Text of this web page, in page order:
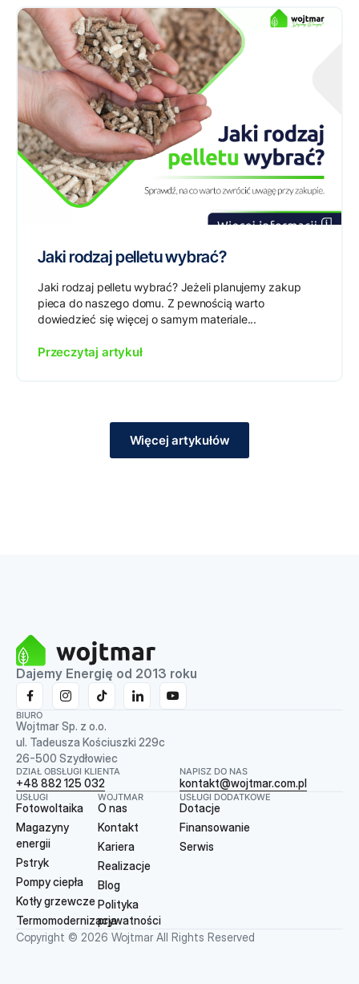
Jaki rodzaj pelletu wybrać?
Jaki rodzaj pelletu wybrać? Jeżeli planujemy zakup
pieca do naszego domu. Z pewnością warto
dowiedzieć się więcej o samym materiale...
Przeczytaj artykuł
Więcej artykułów
Dajemy Energię od 2013 roku
BIURO
Wojtmar Sp. z o.o.
ul. Tadeusza Kościuszki 229c
26-500 Szydłowiec
DZIAŁ OBSŁUGI KLIENTA
+48 882 125 032
NAPISZ DO NAS
kontakt@wojtmar.com.pl
USŁUGI
Fotowoltaika
Magazyny
energii
Pstryk
Pompy ciepła
Kotły grzewcze
Termomodernizacja
WOJTMAR
O nas
Kontakt
Kariera
Realizacje
Blog
Polityka
prywatności
USŁUGI DODATKOWE
Dotacje
Finansowanie
Serwis
Copyright © 2026 Wojtmar All Rights Reserved